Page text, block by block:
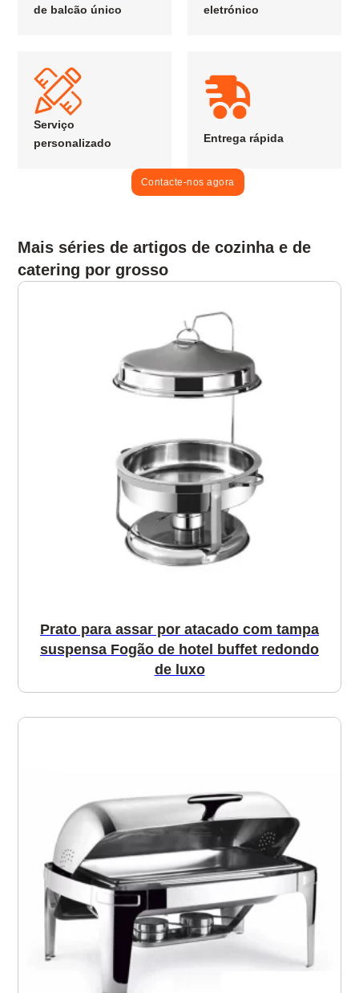
de balcão único eletrónico
Serviço
personalizado
Entrega rápida
Contacte-nos agora
Mais séries de artigos de cozinha e de
catering por grosso
Prato para assar por atacado com tampa
suspensa Fogão de hotel buffet redondo
de luxo